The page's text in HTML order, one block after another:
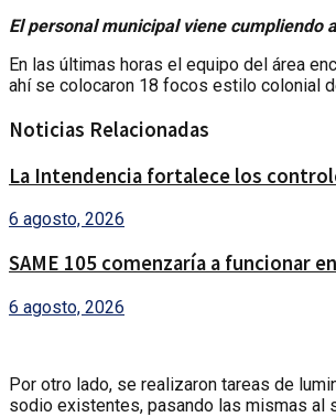
El personal municipal viene cumpliendo
En las últimas horas el equipo del área
ahí se colocaron 18 focos estilo colonial
Noticias Relacionadas
La Intendencia fortalece los
6 agosto, 2026
SAME 105 comenzaría a funcionar
6 agosto, 2026
Por otro lado, se realizaron tareas de
sodio existentes, pasando las mismas al